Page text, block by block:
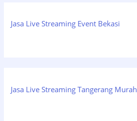
Jasa Live Streaming Event Bekasi
Jasa Live Streaming Tangerang Murah